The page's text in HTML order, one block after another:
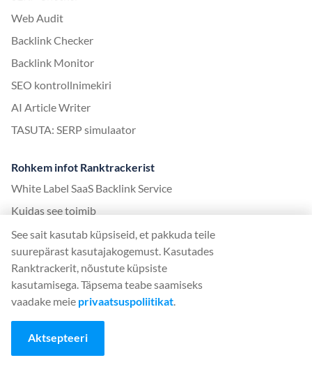
Web Audit
Backlink Checker
Backlink Monitor
SEO kontrollnimekiri
AI Article Writer
TASUTA: SERP simulaator
Rohkem infot Ranktrackerist
White Label SaaS Backlink Service
Kuidas see toimib
Partnerprogramm
Blogi
SEO juhend
Tasuta SEO tööriistad
Külalispostituse leping
See sait kasutab küpsiseid, et pakkuda teile
suurepärast kasutajakogemust. Kasutades
Ranktrackerit, nõustute küpsiste
kasutamisega. Täpsema teabe saamiseks
vaadake meie privaatsuspoliitikat.
Aktsepteeri